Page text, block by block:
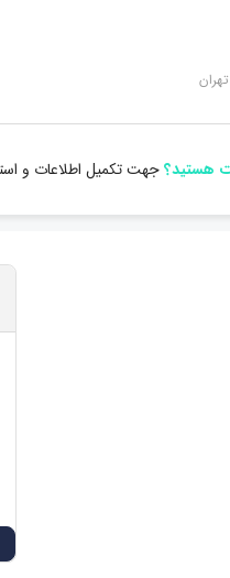
تهران
هستید؟جهت تکمیل اطلاعات و